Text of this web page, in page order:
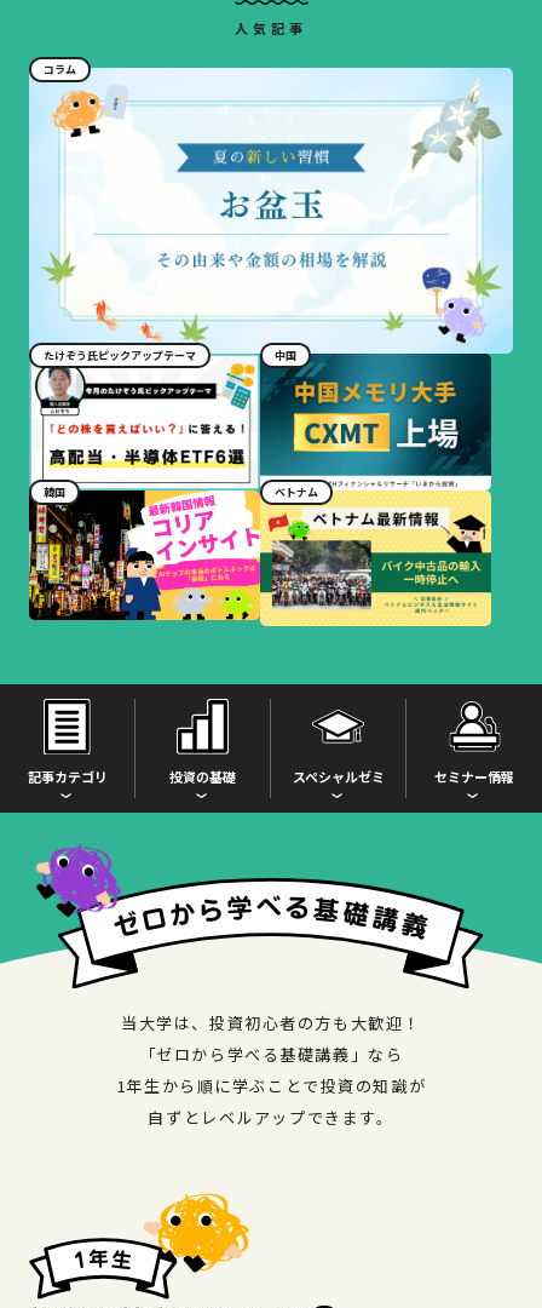
記事カテゴリ 投資の基礎 スペシャルゼミ セミナー情報
人気記事
コラム
たけぞう氏ピックアップテーマ 中国
韓国 ベトナム
当大学は、投資初心者の方も大歓迎！
「ゼロから学べる基礎講義」なら
1年生から順に学ぶことで投資の知識が
自ずとレベルアップできます。